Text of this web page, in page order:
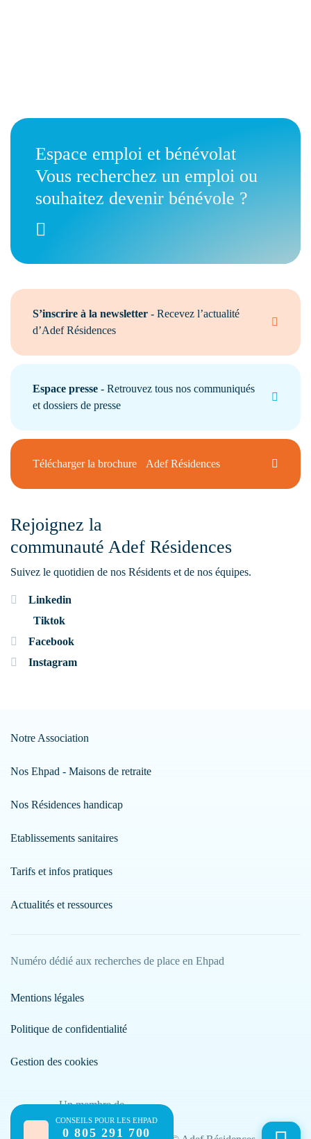
CONSEILS POUR LES EHPAD
0 805 291 700
Espace emploi et bénévolat
Vous recherchez un emploi ou
souhaitez devenir bénévole ?
S’inscrire à la newsletter - Recevez l’actualité
d’Adef Résidences
Espace presse - Retrouvez tous nos communiqués
et dossiers de presse
Télécharger la brochure Adef Résidences
Rejoignez la
communauté Adef Résidences
Suivez le quotidien de nos Résidents et de nos équipes.
Linkedin
Tiktok
Facebook
Instagram
Notre Association
Nos Ehpad - Maisons de retraite
Nos Résidences handicap
Etablissements sanitaires
Tarifs et infos pratiques
Actualités et ressources
Numéro dédié aux recherches de place en Ehpad
Mentions légales
Politique de confidentialité
Gestion des cookies
Un membre de